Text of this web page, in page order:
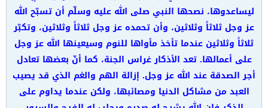
ليساعدوها، نصحها النبي صلى الله عليه وسلّم أن تسبّح الله
عز وجل ثلاثاً وثلاثين، وأن تحمده عز وجل ثلاثاً وثلاثين، وتكبّر
ثلاثاً وثلاثين عندما تأخذ مأواها للنوم وسيعينها الله عز وجل
على أعمالها. تعد الأذكار غراس الجنة، كما أنّ بعضها تعادل
أجر الصدقة عند الله عز وجل. إزالة الهم والغم الذي قد يصيب
العبد من مشاكل الدنيا ومصائبها، ولكن عندما يداوم على